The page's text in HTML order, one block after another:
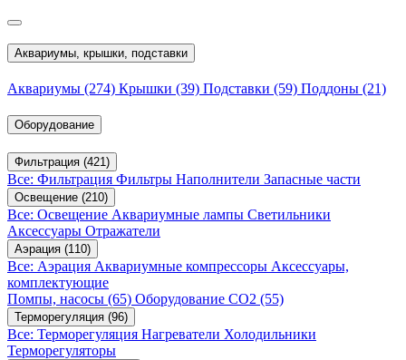
Аквариумы, крышки, подставки
Аквариумы (274) Крышки (39) Подставки (59) Поддоны (21)
Оборудование
Фильтрация (421)
Все: Фильтрация Фильтры Наполнители Запасные части
Освещение (210)
Все: Освещение Аквариумные лампы Светильники
Аксессуары Отражатели
Аэрация (110)
Все: Аэрация Аквариумные компрессоры Аксессуары,
комплектующие
Помпы, насосы (65) Оборудование CO2 (55)
Терморегуляция (96)
Все: Терморегуляция Нагреватели Холодильники
Терморегуляторы